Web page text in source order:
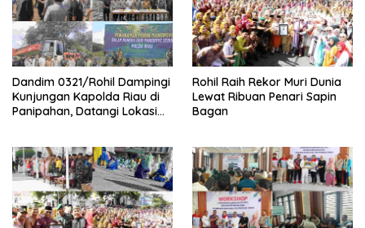
Dandim 0321/Rohil Dampingi
Kunjungan Kapolda Riau di
Panipahan, Datangi Lokasi
Rohil Raih Rekor Muri Dunia
Lewat Ribuan Penari Sapin
Bagan